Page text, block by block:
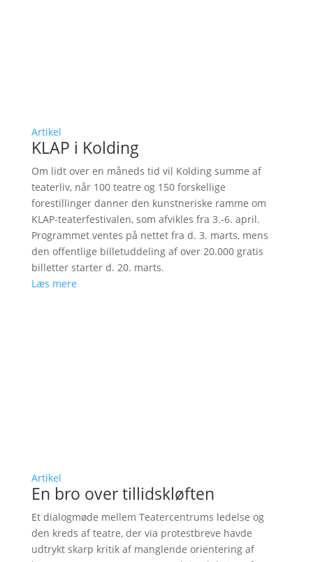
Artikel
KLAP i Kolding
Om lidt over en måneds tid vil Kolding summe af
teaterliv, når 100 teatre og 150 forskellige
forestillinger danner den kunstneriske ramme om
KLAP-teaterfestivalen, som afvikles fra 3.-6. april.
Programmet ventes på nettet fra d. 3. marts, mens
den offentlige billetuddeling af over 20.000 gratis
billetter starter d. 20. marts.
Læs mere
Artikel
En bro over tillidskløften
Et dialogmøde mellem Teatercentrums ledelse og
den kreds af teatre, der via protestbreve havde
udtrykt skarp kritik af manglende orientering af